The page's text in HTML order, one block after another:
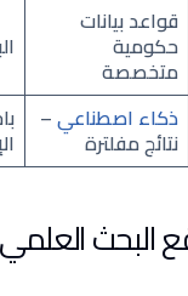
قواعد بيانات
حكومية
متخصصة
ذكاء اصطناعي –
نتائج مفلترة
البحث